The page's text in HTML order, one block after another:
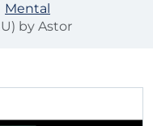
Mental
by Astor